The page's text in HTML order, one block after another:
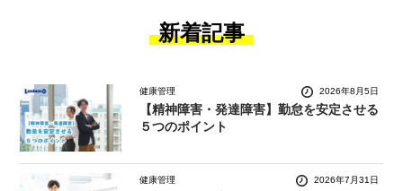
新着記事
健康管理 2026年8月5日
【精神障害・発達障害】勤怠を安定させる
５つのポイント
健康管理 2026年7月31日